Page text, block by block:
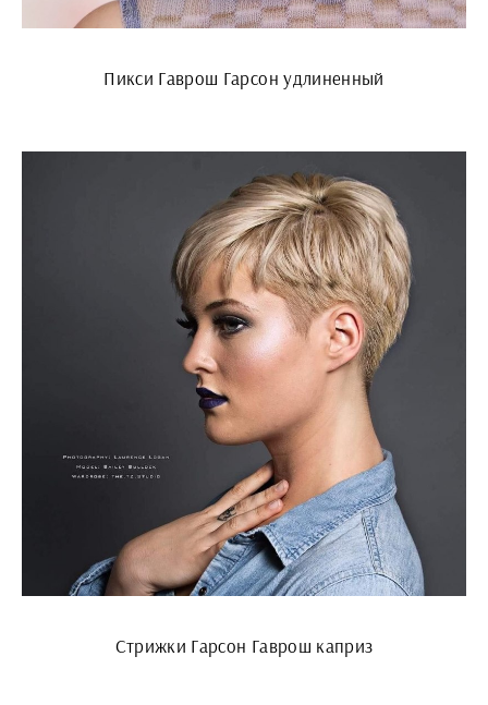
Пикси Гаврош Гарсон удлиненный
Стрижки Гарсон Гаврош каприз